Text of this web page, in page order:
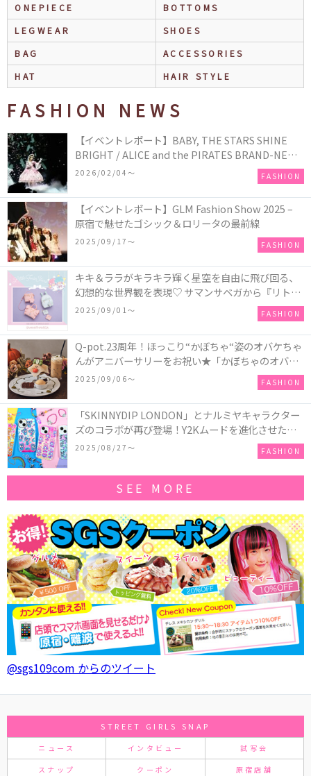
ONEPIECE
BOTTOMS
LEGWEAR
SHOES
BAG
ACCESSORIES
HAT
HAIR STYLE
FASHION NEWS
【イベントレポート】BABY, THE STARS SHINE
BRIGHT / ALICE and the PIRATES BRAND-NEW
COLLECTION in TOKYO
2026/02/04〜 FASHION
【イベントレポート】GLM Fashion Show 2025 –
原宿で魅せたゴシック＆ロリータの最前線
2025/09/17〜 FASHION
キキ＆ララがキラキラ輝く星空を自由に飛び回る、
幻想的な世界観を表現♡ サマンサベガから『リトル
ツインスターズ』50周年アニバーサリーイヤー』を
2025/09/01〜 FASHION
Q-pot.23周年！ほっこり“かぼちゃ“姿のオバケちゃ
んがアニバーサリーをお祝い★「かぼちゃのオバケ
ーキアクセサリー」が新発売！Q-pot CAFE.では
「かぼちゃのオバケーキプレート」も登場
2025/09/06〜 FASHION
「SKINNYDIP LONDON」とナルミヤキャラクター
ズのコラボが再び登場！Y2Kムードを進化させた新
作コレクションを発売♪
2025/08/27〜 FASHION
SEE MORE
@sgs109com からのツイート
STREET GIRLS SNAP
ニュース インタビュー 試写会
スナップ クーポン 原宿店舗